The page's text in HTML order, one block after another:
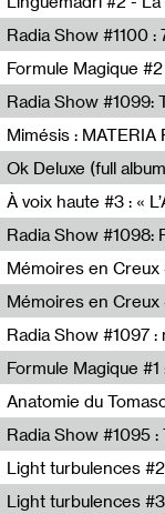
Meris Angioletti
radio x
Formule Magique
Nathalie
TEAFM
Francesco
À voix haute #3 : «
Radio Orange 94.0
Sophie Auger-
Sophie Auger-
Radia Show #1097
Formule Magique
Nathalie
Loraine
Usmaradio